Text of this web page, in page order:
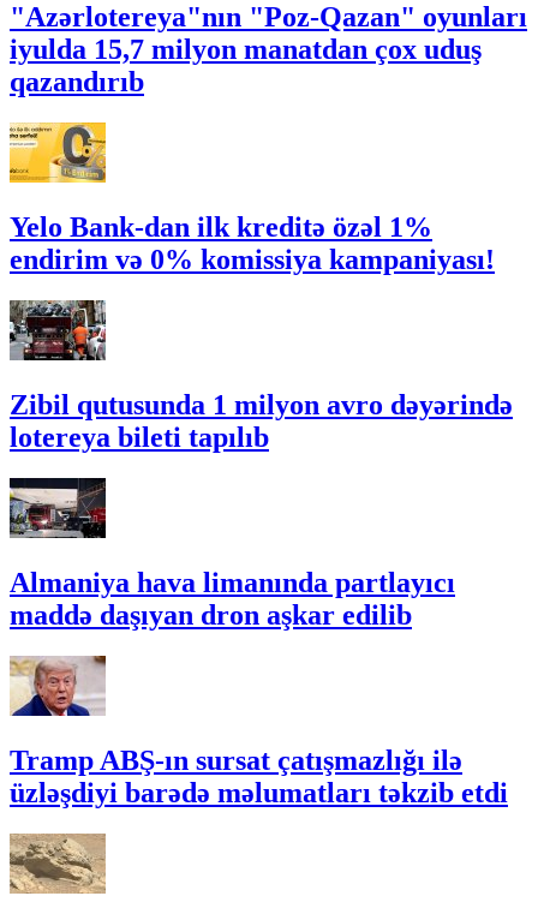
"Azərlotereya"nın "Poz-Qazan" oyunları
iyulda 15,7 milyon manatdan çox uduş
qazandırıb
Yelo Bank-dan ilk kreditə özəl 1%
endirim və 0% komissiya kampaniyası!
Zibil qutusunda 1 milyon avro dəyərində
lotereya bileti tapılıb
Almaniya hava limanında partlayıcı
maddə daşıyan dron aşkar edilib
Tramp ABŞ-ın sursat çatışmazlığı ilə
üzləşdiyi barədə məlumatları təkzib etdi